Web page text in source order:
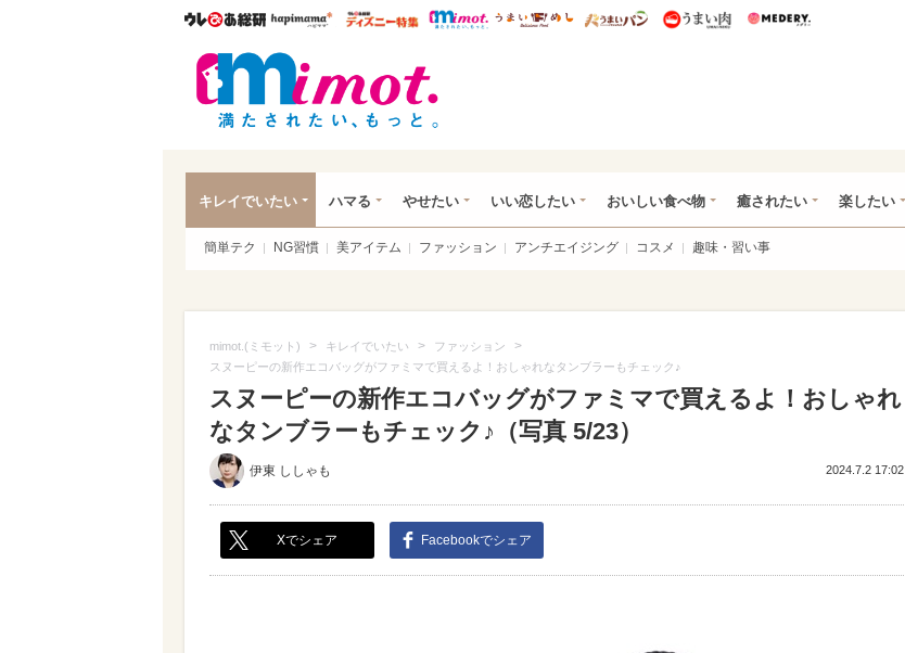
ウレぴあ総研ハピママ* ウレぴあ総研 ディズニー特集
mimot. うまいめし うまいパン うまい肉
キレイでいたい ハマる やせたい いい恋したい おいしい食べ物 癒されたい 楽したい
簡単テク NG習慣 美アイテム ファッション アンチエイジング コスメ 趣味・習い事
mimot.(ミモット) > キレイでいたい > ファッション >
スヌーピーの新作エコバッグがファミマで買えるよ！おしゃれなタンブラーもチェック♪
スヌーピーの新作エコバッグがファミマで買えるよ！おしゃれ
なタンブラーもチェック♪（写真 5/23）
伊東 ししゃも 2024.7.2 17:02
Xでシェア Facebookでシェア